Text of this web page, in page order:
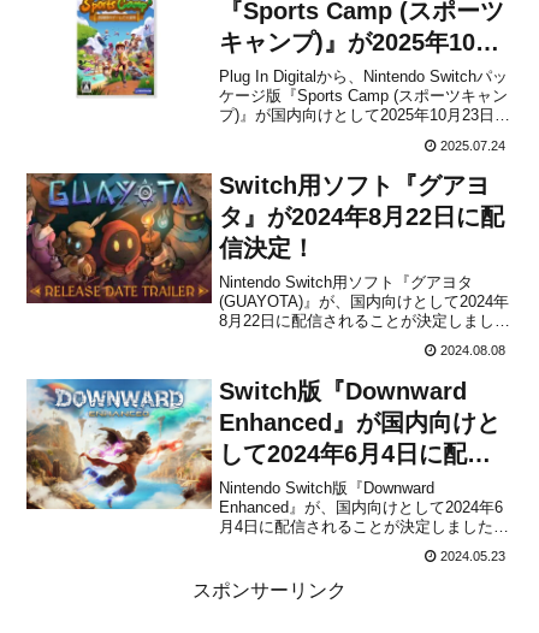
『Sports Camp (スポーツ
キャンプ)』が2025年10月
23日に発売決定！
Plug In Digitalから、Nintendo Switchパッ
ケージ版『Sports Camp (スポーツキャン
プ)』が国内向けとして2025年10月23日に
ロード版としても配信予定ですが、パッ
ケージでも発売されるようです。パッケ
ージ版...
2025.07.24
Switch用ソフト『グアヨ
タ』が2024年8月22日に配
信決定！
Nintendo Switch用ソフト『グアヨタ
(GUAYOTA)』が、国内向けとして2024年
8月22日に配信されることが決定しまし
た。販売価格は1,750円(税込)に設定され
ています。本作は、たいまつを手にし、
火、光、レーザーの力を利用して神殿を
探索し、楽園の謎を解き明かす...
2024.08.08
Switch版『Downward
Enhanced』が国内向けと
して2024年6月4日に配信
決定！
Nintendo Switch版『Downward
Enhanced』が、国内向けとして2024年6
月4日に配信されることが決定しました。
ます。本作は、オープンワールドでのパ
ルクールを特徴とする、一人称視点のプ
ラットフォームアドベンチャ...
2024.05.23
スポンサーリンク